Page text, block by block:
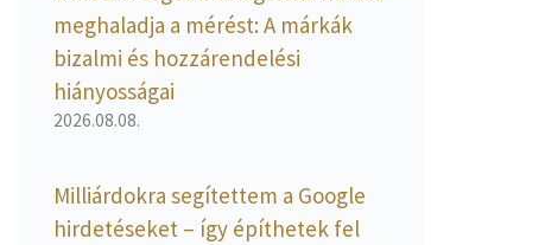
meghaladja a mérést: A márkák
bizalmi és hozzárendelési
hiányosságai
2026.08.08.
Milliárdokra segítettem a Google
hirdetéseket – így építhetek fel